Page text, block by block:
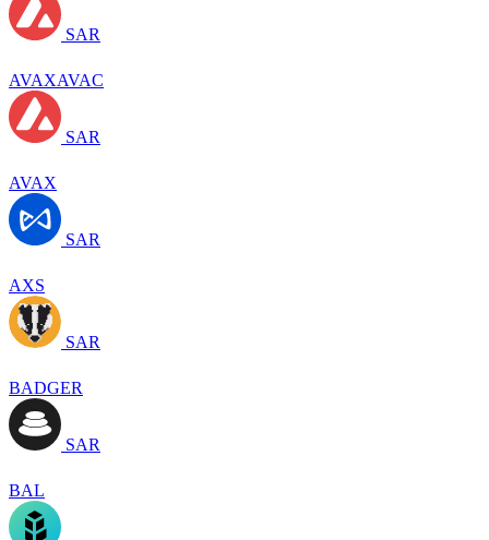
SAR
AVAXAVAC
SAR
AVAX
SAR
AXS
SAR
BADGER
SAR
BAL